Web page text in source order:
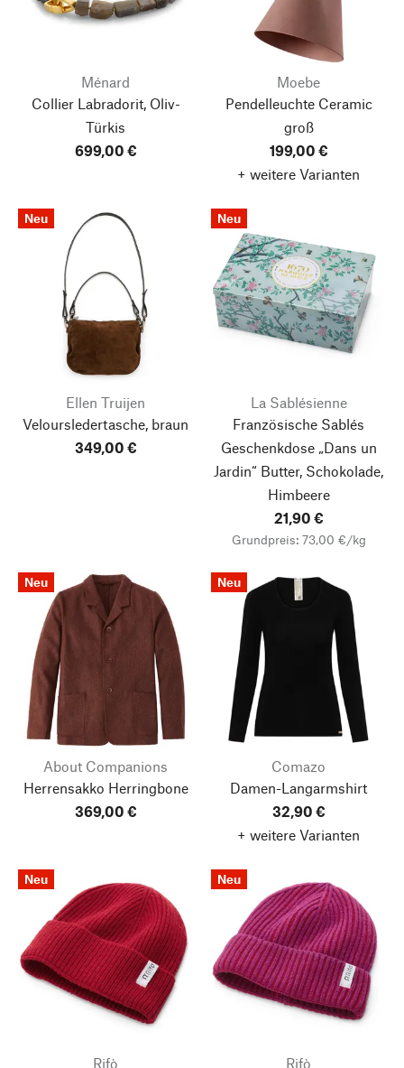
Ménard
Collier Labradorit, Oliv-
Türkis
699,00 €
Moebe
Pendelleuchte Ceramic
groß
199,00 €
+ weitere Varianten
Neu
Ellen Truijen
Veloursledertasche, braun
349,00 €
Neu
La Sablésienne
Französische Sablés
Geschenkdose „Dans un
Jardin“ Butter, Schokolade,
Himbeere
21,90 €
Grundpreis: 73,00 €/kg
Neu
About Companions
Herrensakko Herringbone
369,00 €
Neu
Comazo
Damen-Langarmshirt
32,90 €
+ weitere Varianten
Neu
Rifò
Neu
Rifò